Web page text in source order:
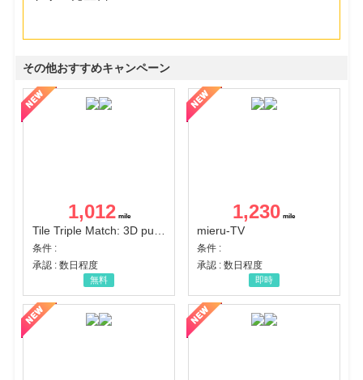
その他おすすめキャンペーン
1,012
Tile Triple Match: 3D puzzle
条件 :
承認 : 数日程度
無料
1,230
mieru-TV
条件 :
承認 : 数日程度
即時